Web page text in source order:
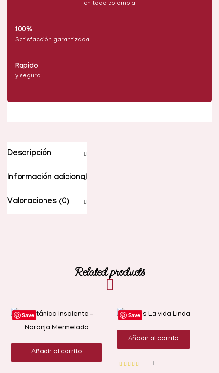
en todo colombia
100%
Satisfacción garantizada
Rapido
y seguro
Descripción
Información adicional
Valoraciones (0)
Related products
Save
Añadir al carrito
-50% Save
Añadir al carrito
1